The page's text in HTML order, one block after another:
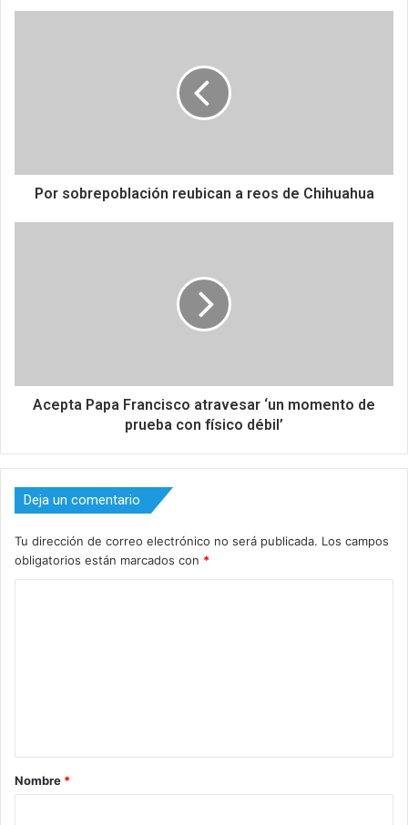
Por sobrepoblación reubican a reos de Chihuahua
Acepta Papa Francisco atravesar ‘un momento de
prueba con físico débil’
Deja un comentario
Tu dirección de correo electrónico no será publicada. Los campos
obligatorios están marcados con *
a
r
Nombre *